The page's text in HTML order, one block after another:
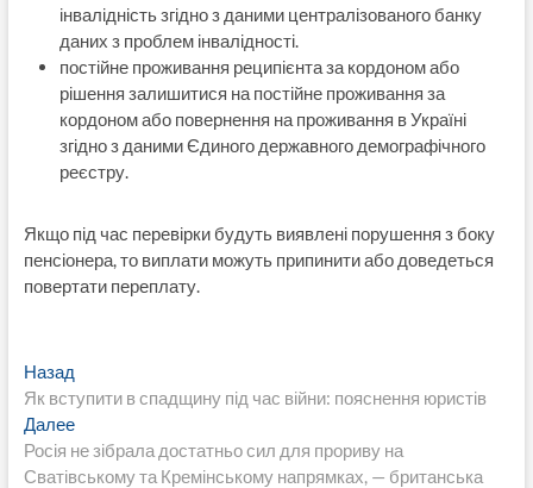
інвалідність згідно з даними централізованого банку
даних з проблем інвалідності.
постійне проживання реципієнта за кордоном або
рішення залишитися на постійне проживання за
кордоном або повернення на проживання в Україні
згідно з даними Єдиного державного демографічного
реєстру.
Якщо під час перевірки будуть виявлені порушення з боку
пенсіонера, то виплати можуть припинити або доведеться
повертати переплату.
Навигация
по
записям
НазадПредыдущая
запись:
Як вступити в спадщину під час війни: пояснення юристів
ДалееСледующая
запись:
Росія не зібрала достатньо сил для прориву на
Сватівському та Кремінському напрямках, — британська